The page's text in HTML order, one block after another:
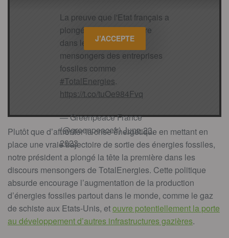
La preuve que l'Etat français a
plongé la tête la première
dans les discours
mensongers des entreprises
fossiles comme
#TotalEnergies.
https://t.co/tuOe984Fvq
— Greenpeace France
(@greenpeacefr)June 23,
2023
J’ACCEPTE
Plutôt que d’affronter la crise énergétique en mettant en
place une vraie trajectoire de sortie des énergies fossiles,
notre président a plongé la tête la première dans les
discours mensongers de TotalEnergies. Cette politique
absurde encourage l’augmentation de la production
d’énergies fossiles partout dans le monde, comme le gaz
de schiste aux Etats-Unis, etouvre potentiellement la porte
au développement d’autres infrastructures gazières.